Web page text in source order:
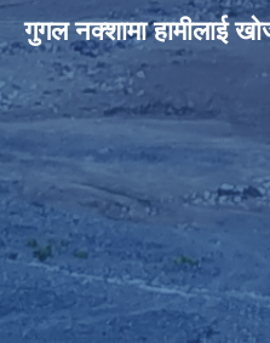
गुगल नक्शामा हामीलाई